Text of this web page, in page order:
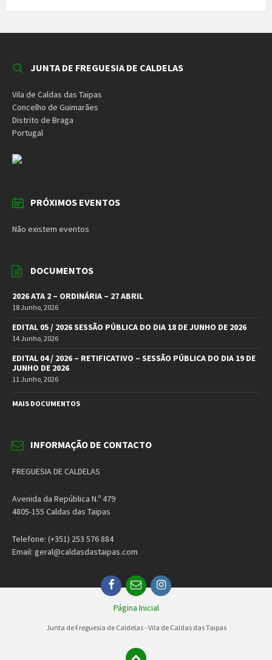
JUNTA DE FREGUESIA DE CALDELAS
Vila de Caldas das Taipas
Concelho de Guimarães
Distrito de Braga
Portugal
PRÓXIMOS EVENTOS
Não existem eventos
DOCUMENTOS
2026 ATA 2 – ORDINÁRIA – 27 ABRIL
18 Junho, 2026
EDITAL 05 / 2026 SESSÃO PÚBLICA DO DIA 18 DE JUNHO DE 2026
14 Junho, 2026
EDITAL 04 / 2026 – RETIFICATIVO – SESSÃO PÚBLICA DO DIA 19 DE
JUNHO DE 2026
11 Junho, 2026
MAIS DOCUMENTOS
INFORMAÇÃO DE CONTACTO
FREGUESIA DE CALDELAS
Avenida da República N.º 479
4805-155 Caldas das Taipas
Telefone: (+351) 253 576 884
Email: geral@caldasdastaipas.com
Facebook
EmailInstagram
Página Inicial
Junta de Freguesia de Caldelas - Vila de Caldas das Taipas